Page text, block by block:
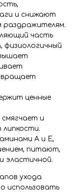
и снижают
раздражителям.
часть
физиологичный
ценные
и
A и E,
питают,
эластичной.
ухода
использовать